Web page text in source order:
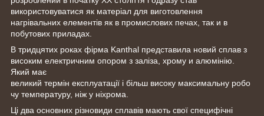
використовуватися як матеріал для виготовлення
нагрівальних елементів як в промислових печах, так и в
побутових приладах.
В тридцятих роках фірма Kanthal представила новий сплав з
високим електричним опором з заліза, хрому и алюмінію.
Який має
великий термін експлуатації і більш високу максимальну робо
чу температуру, ніж у ніхрома.
Ці два основних різновиди сплавів мають свої специфічні